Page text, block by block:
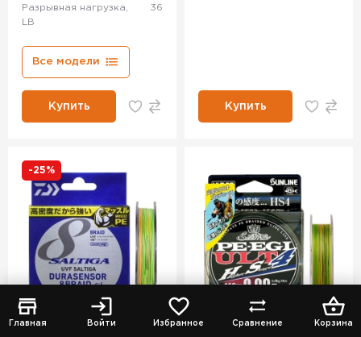
Главная Войти Избранное Сравнение Корзина
Разрывная нагрузка,
LB
36
Все модели
Купить Купить
-25%